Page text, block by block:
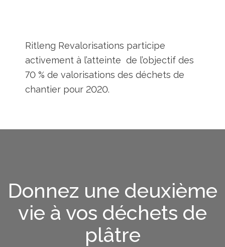
Ritleng Revalorisations participe
activement à l’atteinte de l’objectif des
70 % de valorisations des déchets de
chantier pour 2020.
Donnez une deuxième
vie à vos déchets de
plâtre